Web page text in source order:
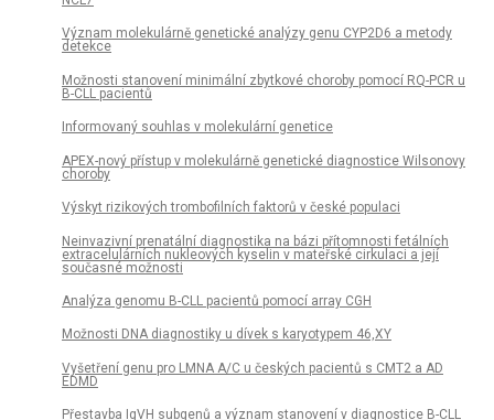
Význam molekulárně genetické analýzy genu CYP2D6 a metody
detekce
Možnosti stanovení minimální zbytkové choroby pomocí RQ-PCR u
B-CLL pacientů
Informovaný souhlas v molekulární genetice
APEX-nový přístup v molekulárně genetické diagnostice Wilsonovy
choroby
Výskyt rizikových trombofilních faktorů v české populaci
Neinvazivní prenatální diagnostika na bázi přítomnosti fetálních
extracelulárních nukleových kyselin v mateřské cirkulaci a její
současné možnosti
Analýza genomu B-CLL pacientů pomocí array CGH
Možnosti DNA diagnostiky u dívek s karyotypem 46,XY
Vyšetření genu pro LMNA A/C u českých pacientů s CMT2 a AD
EDMD
Přestavba IgVH subgenů a význam stanovení v diagnostice B-CLL